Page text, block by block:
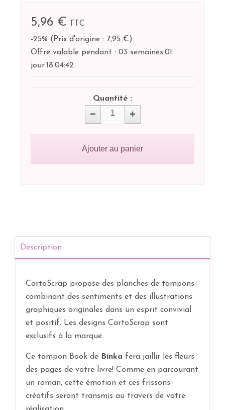
5,96 €
TTC
-25% ( Prix d'origine : 7,95 €)
Offre valable pendant : 03 semaines 01
jour 18:04:42
Quantité :
Ajouter au panier
Description
CartoScrap propose des planches de tampons
combinant des sentiments et des illustrations
graphiques originales dans un esprit convivial
et positif. Les designs CartoScrap sont
exclusifs à la marque.
Ce tampon Book de Binka fera jaillir les fleurs
des pages de votre livre! Comme en parcourant
un roman, cette émotion et ces frissons
créatifs seront transmis au travers de votre